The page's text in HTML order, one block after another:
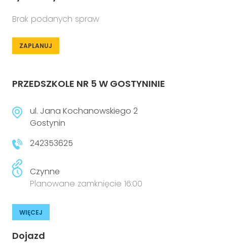
Brak podanych spraw
ZAPLANUJ
PRZEDSZKOLE NR 5 W GOSTYNINIE
ul. Jana Kochanowskiego 2
Gostynin
242353625
Czynne
Planowane zamknięcie 16:00
WIĘCEJ
Dojazd